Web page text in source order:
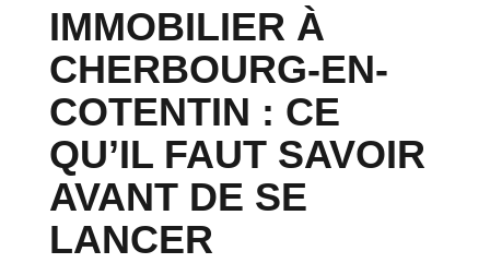
IMMOBILIER À
CHERBOURG-EN-
COTENTIN : CE
QU’IL FAUT SAVOIR
AVANT DE SE
LANCER